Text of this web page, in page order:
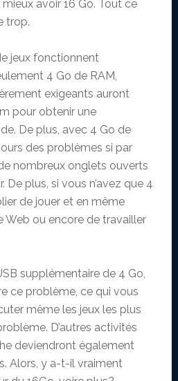
avoir 16 Go. Tout ce
trop.
jeux fonctionnent
4 Go de RAM,
exigeants auront
pour obtenir une
De plus, avec 4 Go de
des problèmes si par
nombreux onglets ouverts
De plus, si vous n’avez que 4
de jouer et en même
Web ou encore de travailler
supplémentaire de 4 Go,
ce problème, ce qui vous
même les jeux les plus
D’autres activités
deviendront également
Alors, y a-t-il vraiment